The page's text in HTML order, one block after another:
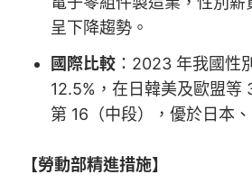
呈下降趨勢。
國際比較 ：2023 年我國性
12.5%，在日韓美及歐盟等
第 16（中段），優於日本、
【勞動部精進措施】